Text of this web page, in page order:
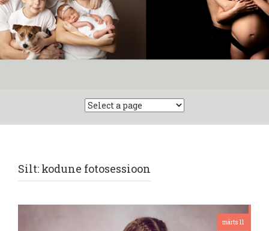
Silt: kodune fotosessioon
märts 11